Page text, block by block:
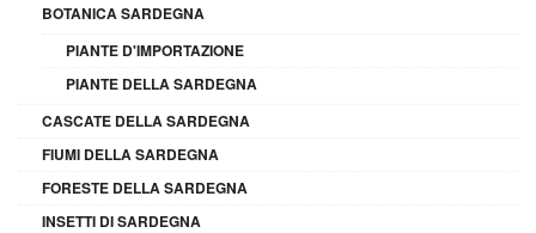
BOTANICA SARDEGNA
PIANTE D'IMPORTAZIONE
PIANTE DELLA SARDEGNA
CASCATE DELLA SARDEGNA
FIUMI DELLA SARDEGNA
FORESTE DELLA SARDEGNA
INSETTI DI SARDEGNA